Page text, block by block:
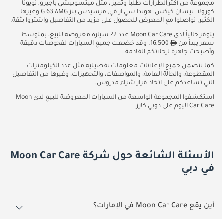
مجموعة من أكثر الطرازات طلباً وتميزاً، مثل ميتسوبيشي باجيرو, تويوتا
كورولا, نيسان كيكس, هوندا سي آر في, مرسيدس بنز G 63 AMG وغيرها
الكثير. تواصلوا مع المعرض للحصول على مزيد من التفاصيل واشتروا بثقة.
يتوفر حالياً لدى Moon Car Care عدد 22 سيارة معروضة للبيع، بمتوسط
سعر يبدأ من
16,500. وقد خضعت جميع السيارات لفحوصات دقيقة
وأصبحت جاهزة لرحلاتكم القادمة.
كما تتضمن جميع الإعلانات معلومات تفصيلية مثل عدد الكيلومترات
المقطوعة، والحالة العامة، والمواصفات، والتجهيزات، وغيرها من التفاصيل
التي تساعدكم على اتخاذ قرار شراء مدروس.
استكشفوا المجموعة الواسعة من السيارات المعروضة للبيع لدى Moon
Car Care اليوم على دوبي كارز.
الأسئلة الشائعة حول شركة Moon Car Care
في دبي
أين يقع Moon Car Care في الإمارات؟